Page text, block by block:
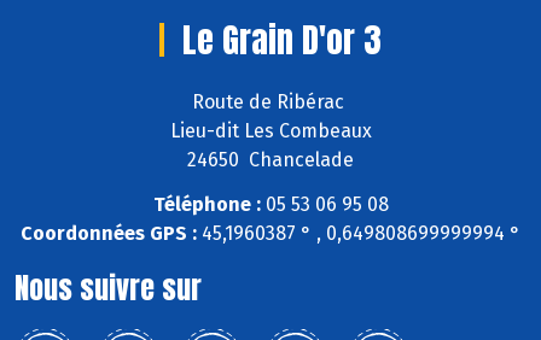
Le Grain D'or 3
Route de Ribérac
Lieu-dit Les Combeaux
24650 Chancelade
Téléphone :05 53 06 95 08
Coordonnées GPS : 45,1960387 ° , 0,649808699999994 °
Nous suivre sur